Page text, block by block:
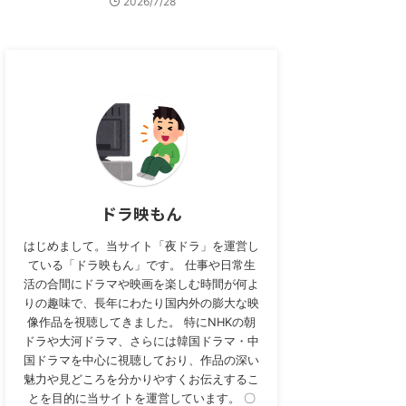
ドラ映もん
はじめまして。当サイト「夜ドラ」を運営し
ている「ドラ映もん」です。 仕事や日常生
活の合間にドラマや映画を楽しむ時間が何よ
りの趣味で、長年にわたり国内外の膨大な映
像作品を視聴してきました。 特にNHKの朝
ドラや大河ドラマ、さらには韓国ドラマ・中
国ドラマを中心に視聴しており、作品の深い
魅力や見どころを分かりやすくお伝えするこ
とを目的に当サイトを運営しています。 〇